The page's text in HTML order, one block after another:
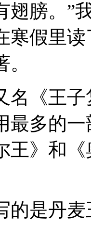
翅膀。”
寒假里
名《王
最多的
王》和
的是丹